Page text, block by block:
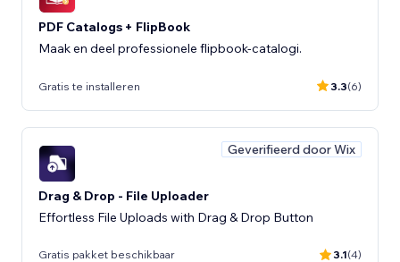
PDF Catalogs + FlipBook
Maak en deel professionele flipbook-catalogi.
Gratis te installeren 3.3(6)
Geverifieerd door Wix
Drag & Drop - File Uploader
Effortless File Uploads with Drag & Drop Button
Gratis pakket beschikbaar 3.1(4)